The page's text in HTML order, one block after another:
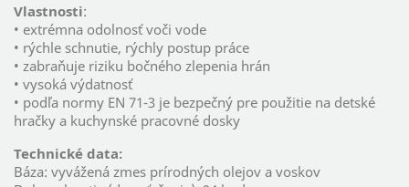
Vlastnosti:
• extrémna odolnosť voči vode
• rýchle schnutie, rýchly postup práce
• zabraňuje riziku bočného zlepenia hrán
• vysoká výdatnosť
• podľa normy EN 71-3 je bezpečný pre použitie na detské
hračky a kuchynské pracovné dosky
Technické data:
Báza: vyvážená zmes prírodných olejov a voskov